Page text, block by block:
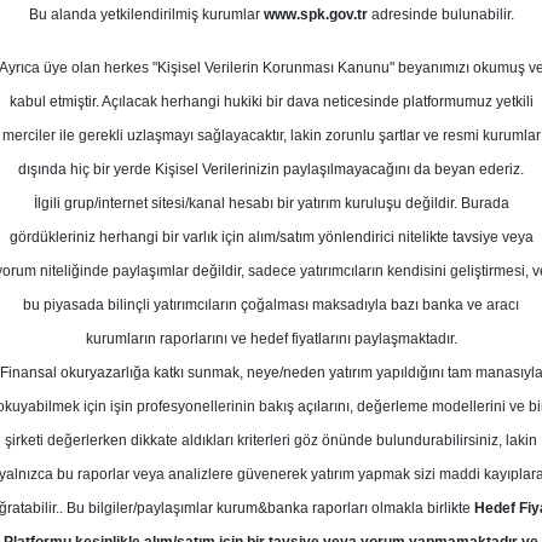
2025
Potansiyeli
Kurum Sayısı
11 6 1
Pazartesi, 12 Mayıs 2025
Yatırım ULKER Hedef Fiyat
ULKER-Ülker için hedef
Bu alanda yetkilendirilmiş kurumlar www.spk.gov.tradresinde bulunabilir.
Ayrıca üye olan herkes "Kişisel Verilerin Korunması Kanunu" beyanımızı okumuş ve
kabul etmiştir. Açılacak herhangi hukiki bir dava neticesinde platformumuz yetkili
merciler ile gerekli uzlaşmayı sağlayacaktır, lakin zorunlu şartlar ve resmi kurumlar
dışında hiç bir yerde Kişisel Verilerinizin paylaşılmayacağını da beyan ederiz.
İlgili grup/internet sitesi/kanal hesabı bir yatırım kuruluşu değildir. Burada
gördükleriniz herhangi bir varlık için alım/satım yönlendirici nitelikte tavsiye veya
niteliğinde paylaşımlar değildir, sadece yatırımcıların kendisini geliştirmesi,
bu piyasada bilinçli yatırımcıların çoğalması maksadıyla bazı banka ve aracı
kurumların raporlarını ve hedef fiyatlarını paylaşmaktadır.
Finansal okuryazarlığa katkı sunmak, neye/neden yatırım yapıldığını tam manasıyla
için işin profesyonellerinin bakış açılarını, değerleme modellerini ve
şirketi değerlerken dikkate aldıkları kriterleri göz önünde bulundurabilirsiniz, lakin
yalnızca bu raporlar veya analizlere güvenerek yatırım yapmak sizi maddi
Bu bilgiler/paylaşımlar kurum&banka raporları olmakla birlikte Hedef